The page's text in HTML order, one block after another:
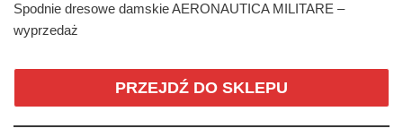
Spodnie dresowe damskie AERONAUTICA MILITARE –
wyprzedaż
PRZEJDŹ DO SKLEPU